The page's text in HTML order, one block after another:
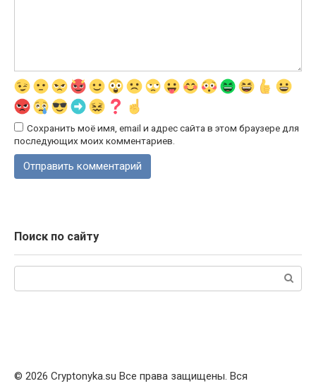
Сохранить моё имя, email и адрес сайта в этом браузере для
последующих моих комментариев.
Поиск по сайту
© 2026 Cryptonyka.su Все права защищены. Вся